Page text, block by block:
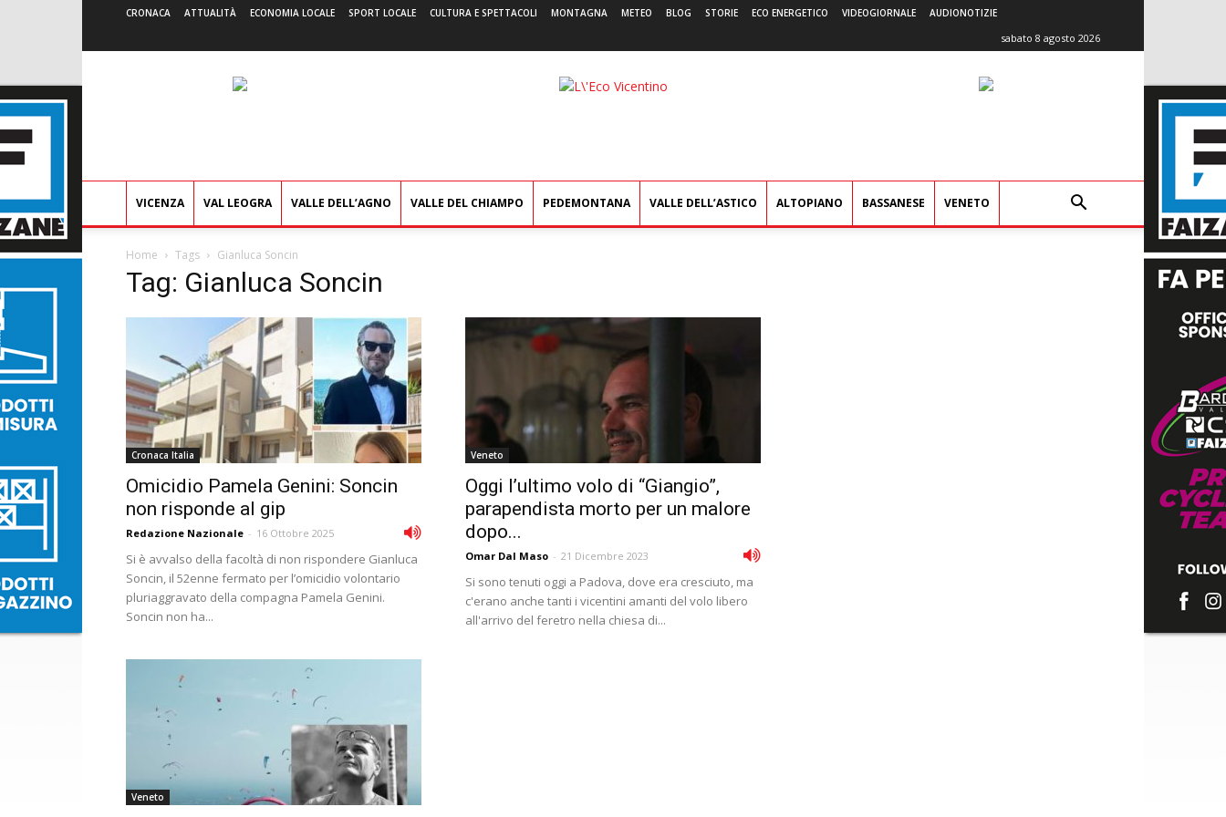
CRONACA ATTUALITÀ ECONOMIA LOCALE SPORT LOCALE CULTURA E SPETTACOLI MONTAGNA METEO BLOG STORIE ECO ENERGETICO VIDEOGIORNALE AUDIONOTIZIE
sabato 8 agosto 2026
L'Eco
VICENZA VAL LEOGRA VALLE DELL’AGNO VALLE DEL CHIAMPO PEDEMONTANA VALLE DELL’ASTICO ALTOPIANO BASSANESE VENETO
Home Tags Gianluca Soncin
Tag: Gianluca Soncin
Cronaca Italia
Omicidio Pamela Genini: Soncin
non risponde al gip
Redazione Nazionale - 16 Ottobre 2025
Si è avvalso della facoltà di non rispondere Gianluca
Soncin, il 52enne fermato per l’omicidio volontario
pluriaggravato della compagna Pamela Genini.
Soncin non ha...
Veneto
Oggi l’ultimo volo di “Giangio”,
parapendista morto per un malore
dopo...
Omar Dal Maso - 21 Dicembre 2023
Si sono tenuti oggi a Padova, dove era cresciuto, ma
c'erano anche tanti i vicentini amanti del volo libero
all'arrivo del feretro nella chiesa di...
Veneto